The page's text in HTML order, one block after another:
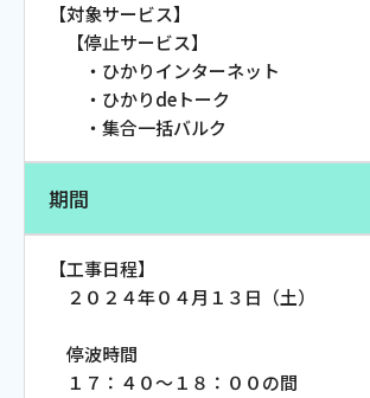
おトクな情報
お電話でのお問い合わせ
【対象サービス】
【停止サービス】
・ひかりインターネット
・ひかりdeトーク
・集合一括バルク
期間
【工事日程】
２０２４年０４月１３日（土）
停波時間
１７：４０～１８：００の間